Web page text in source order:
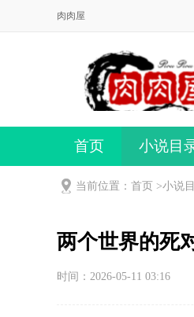
肉肉屋
首页 小说目
当前位置：首页 >小说
两个世界的死
时间：2026-05-11 03:16